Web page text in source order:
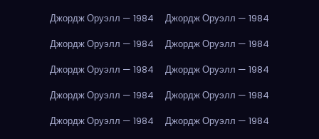
Джордж Оруэлл — 1984
Джордж Оруэлл — 1984
Джордж Оруэлл — 1984
Джордж Оруэлл — 1984
Джордж Оруэлл — 1984
Джордж Оруэлл — 1984
Джордж Оруэлл — 1984
Джордж Оруэлл — 1984
Джордж Оруэлл — 1984
Джордж Оруэлл — 1984